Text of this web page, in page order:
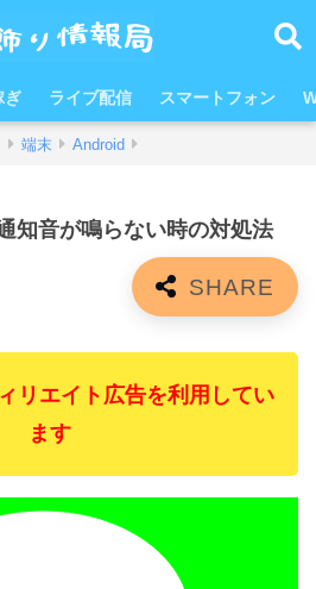
ぎ ライブ配信 スマートフォン
端末 Android
知音が鳴らない時の対処法
リエイト広告を利用してい
ます